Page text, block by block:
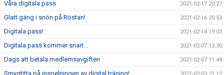
Våra digitala pass 2021-02-17 20:27
Glatt gäng i snön på Röstan! 2021-02-16 20:53
Digitala pass! 2021-02-14 19:03
Digitala pass kommer snart... 2021-02-07 12:30
Dags att betala medlemsavgiften 2021-02-07 11:48
Smygtitta på inspelningen av digital träning! 2021-02-03 21:12